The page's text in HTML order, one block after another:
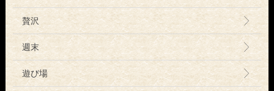
贅沢
週末
遊び場